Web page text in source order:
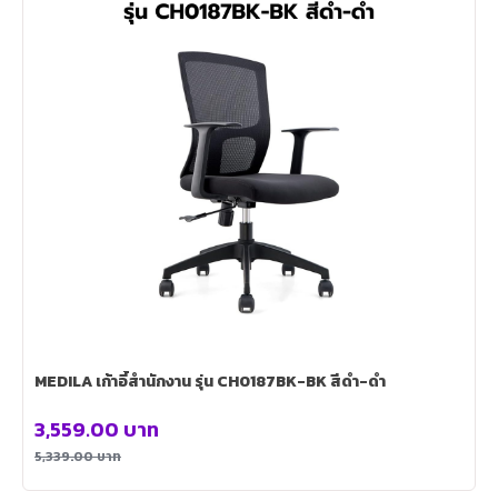
MEDILA เก้าอี้สำนักงาน รุ่น CH0187BK-BK สีดำ-ดำ
5,339.00บาท
3,559.00 บาท